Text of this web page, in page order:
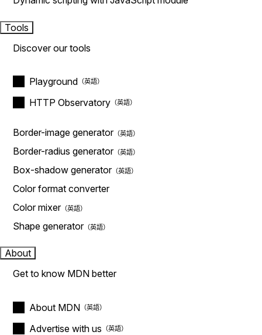
Tools
Discover our tools
Playground
HTTP Observatory
Border-image generator
Border-radius generator
Box-shadow generator
Color format converter
Color mixer
Shape generator
About
Get to know MDN better
About MDN
Advertise with us